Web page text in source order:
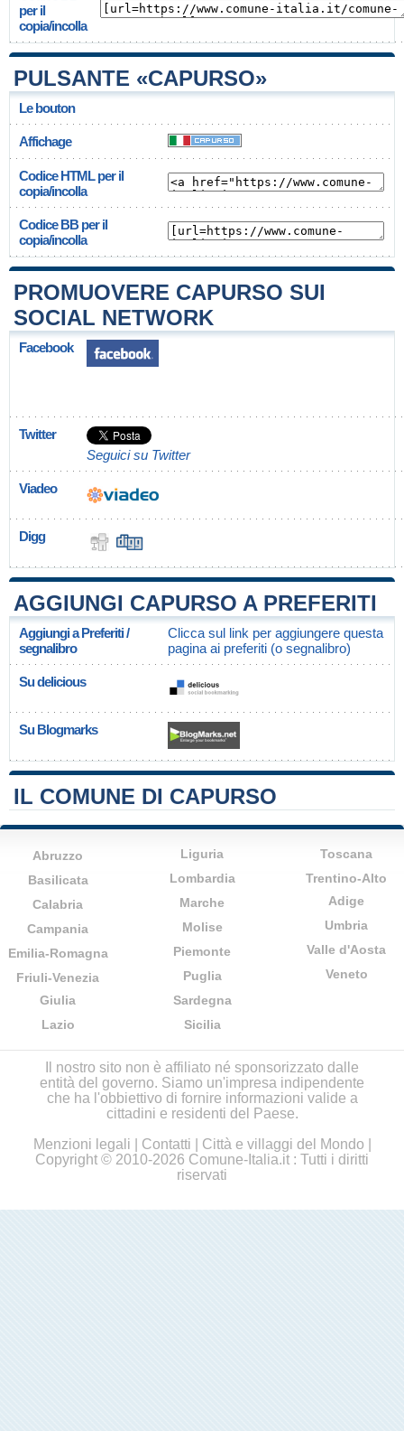
per il
copia/incolla
PULSANTE «CAPURSO»
Le bouton
Affichage
Codice HTML per il
copia/incolla
Codice BB per il
copia/incolla
PROMUOVERE CAPURSO SUI
SOCIAL NETWORK
Facebook
Twitter
Seguici su Twitter
Viadeo
Digg
AGGIUNGI CAPURSO A PREFERITI
Aggiungi a Preferiti /
segnalibro
Clicca sul link per aggiungere questa
pagina ai preferiti (o segnalibro)
Su delicious
Su Blogmarks
IL COMUNE DI CAPURSO
Abruzzo
Basilicata
Calabria
Campania
Emilia-Romagna
Friuli-Venezia
Giulia
Lazio
Liguria
Lombardia
Marche
Molise
Piemonte
Puglia
Sardegna
Sicilia
Toscana
Trentino-Alto
Adige
Umbria
Valle d'Aosta
Veneto
Il nostro sito non è affiliato né sponsorizzato dalle
entità del governo. Siamo un'impresa indipendente
che ha l'obbiettivo di fornire informazioni valide a
cittadini e residenti del Paese.
Menzioni legali
Contatti Città e villaggi del Mondo
Copyright © 2010-2026 Comune-Italia.it : Tutti i diritti
riservati